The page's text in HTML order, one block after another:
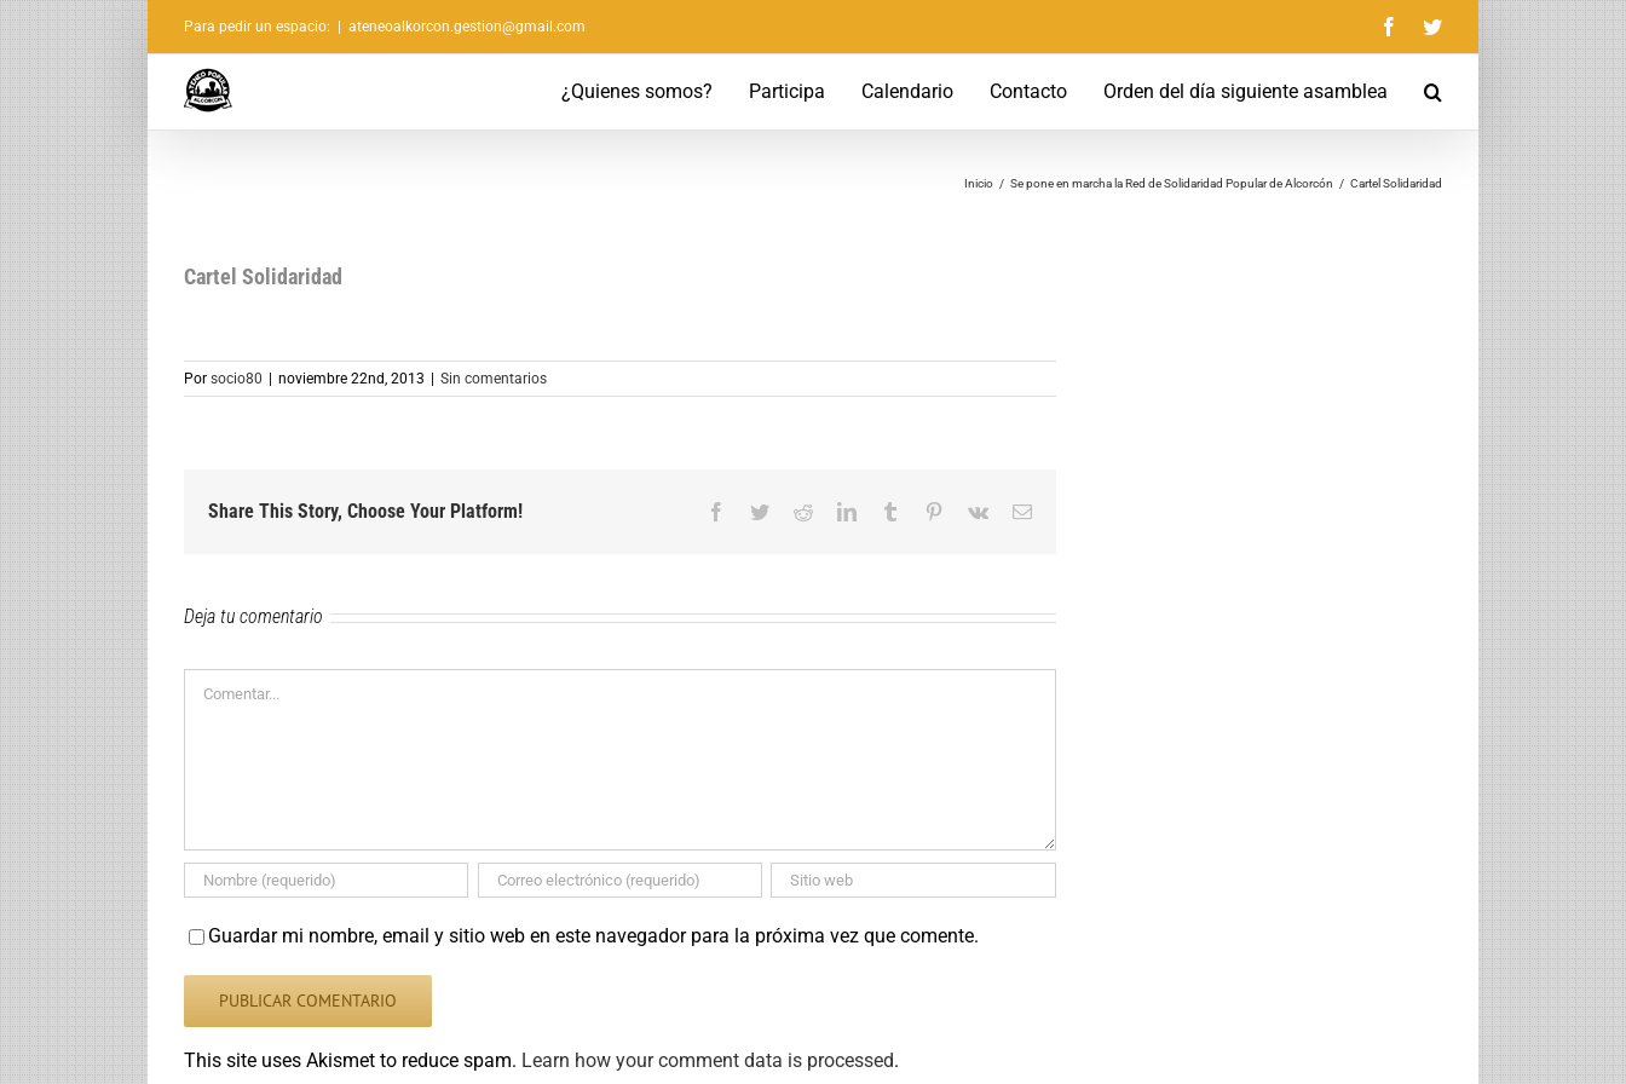
Saltar
al
contenido
Para pedir un espacio: ateneoalkorcon.gestion@gmail.com FacebookTwitter
¿Quienes somos? Participa Calendario Contacto Orden del día siguiente asamblea
Inicio / Se pone en marcha la Red de Solidaridad Popular de Alcorcón / Cartel Solidaridad
Cartel Solidaridad
Por socio80 noviembre 22nd, 2013 Sin comentarios
Share This Story, Choose Your Platform! Facebook
TwitterRedditLinkedInTumblr Pinterest
Vk
Correo
Deja tu comentario
Guardar mi nombre, email y sitio web en este navegador para la próxima vez que comente.
This site uses Akismet to reduce spam. Learn how your comment data is processed.